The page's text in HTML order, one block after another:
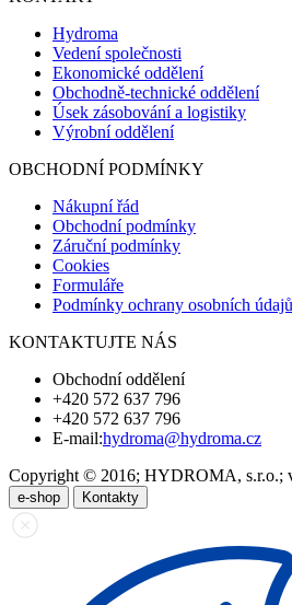
Hydroma
Vedení společnosti
Ekonomické oddělení
Obchodně-technické oddělení
Úsek zásobování a logistiky
Výrobní oddělení
OBCHODNÍ PODMÍNKY
Nákupní řád
Obchodní podmínky
Záruční podmínky
Cookies
Formuláře
Podmínky ochrany osobních údajů
KONTAKTUJTE NÁS
Obchodní oddělení
+420 572 637 796
+420 572 637 796
E-mail:hydroma@hydroma.cz
Copyright © 2016; HYDROMA, s.r.o.;
e-shop Kontakty